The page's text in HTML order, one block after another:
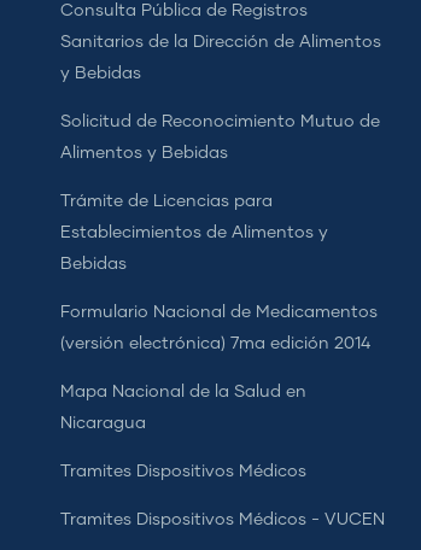
Consulta Pública de Registros
Sanitarios de la Dirección de Alimentos
y Bebidas
Solicitud de Reconocimiento Mutuo de
Alimentos y Bebidas
Trámite de Licencias para
Establecimientos de Alimentos y
Bebidas
Formulario Nacional de Medicamentos
(versión electrónica) 7ma edición 2014
Mapa Nacional de la Salud en
Nicaragua
Tramites Dispositivos Médicos
Tramites Dispositivos Médicos - VUCEN